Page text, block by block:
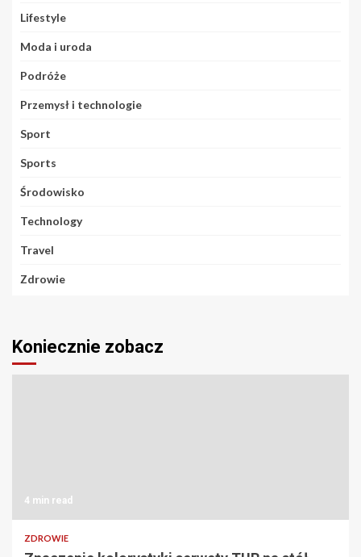
Lifestyle
Moda i uroda
Podróże
Przemysł i technologie
Sport
Sports
Środowisko
Technology
Travel
Zdrowie
Koniecznie zobacz
4 min read
ZDROWIE